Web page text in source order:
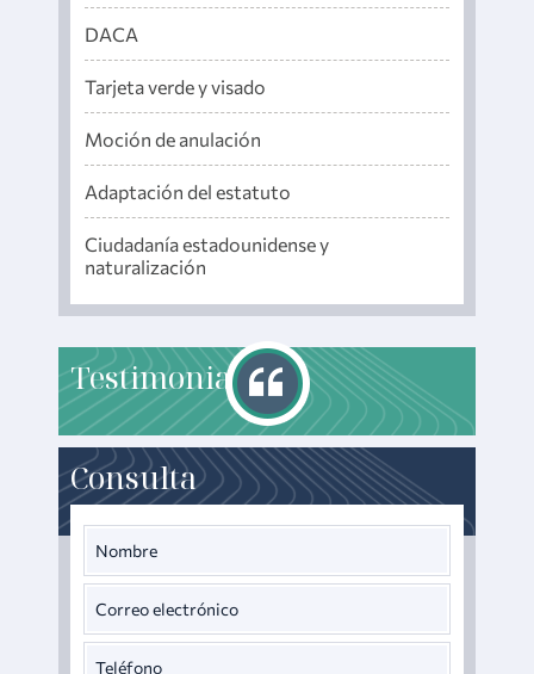
DACA
Tarjeta verde y visado
Moción de anulación
Adaptación del estatuto
Ciudadanía estadounidense y
naturalización
Testimonials
Consulta